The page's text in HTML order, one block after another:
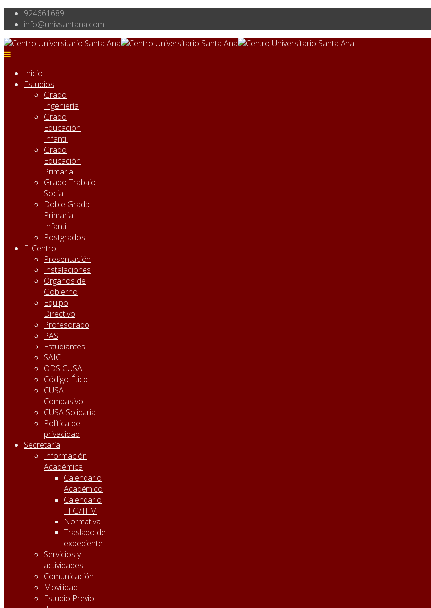
924661689
info@univsantana.com
Inicio
Estudios
Grado
Ingeniería
Grado
Educación
Infantil
Grado
Educación
Primaria
Grado Trabajo
Social
Doble Grado
Primaria -
Infantil
Postgrados
El Centro
Presentación
Instalaciones
Órganos de
Gobierno
Equipo
Directivo
Profesorado
PAS
Estudiantes
SAIC
ODS CUSA
Código Ético
CUSA
Compasivo
CUSA Solidaria
Política de
privacidad
Secretaría
Información
Académica
Calendario
Académico
Calendario
TFG/TFM
Normativa
Traslado de
expediente
Servicios y
actividades
Comunicación
Movilidad
Estudio Previo